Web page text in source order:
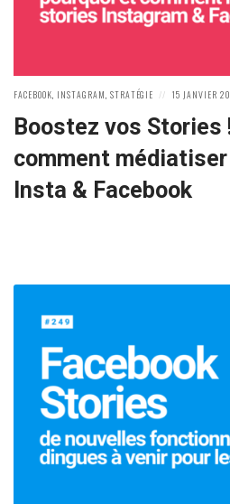
POSTED
FACEBOOK, INSTAGRAM, STRATÉGIE
POSTED
15 JANVIER
Boostez vos Stories
comment
Insta & Facebook